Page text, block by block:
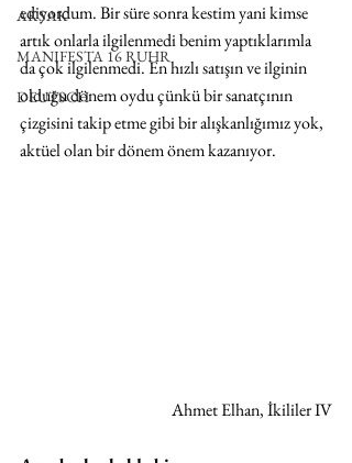
AKSAK
MANIFESTA 16 RUHR
DEUTSCH
ediyordum. Bir süre sonra kestim yani kimse
artık onlarla ilgilenmedi benim yaptıklarımla
da çok ilgilenmedi. En hızlı satışın ve ilginin
olduğu dönem oydu çünkü bir sanatçının
çizgisini takip etme gibi bir alışkanlığımız yok,
aktüel olan bir dönem önem kazanıyor.
Ahmet Elhan, İkililer IV